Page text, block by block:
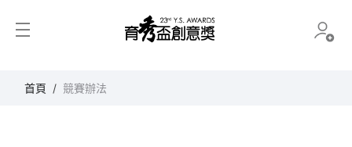
育秀盃創意獎
首頁 競賽辦法